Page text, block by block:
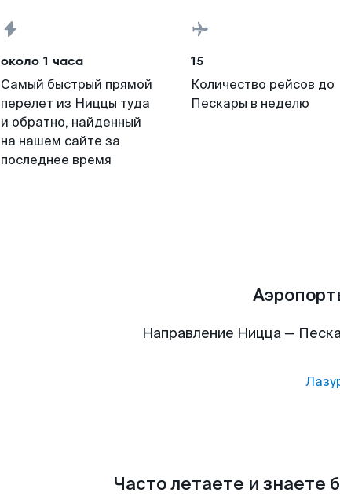
около 1 часа
Самый быстрый прямой
перелет из Ниццы туда
и обратно, найденный
на нашем сайте за
последнее время
15
Количество рейсов до
Пескары в неделю
Направление Ницца —
Часто летаете и знаете